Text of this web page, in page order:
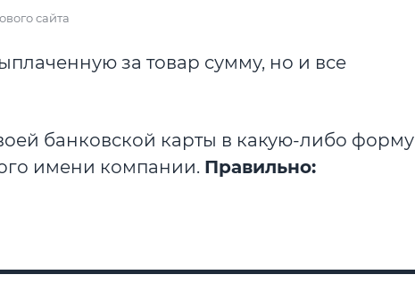
сайта
за товар сумму, но и все
банковской карты в какую-либо форму
имени компании. Правильно: